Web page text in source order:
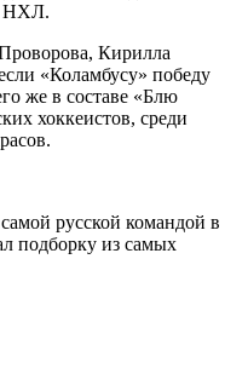
НХЛ.
Кирилла
«Коламбусу» победу
же в составе «Блю
хоккеистов, среди
русской командой в
подборку из самых